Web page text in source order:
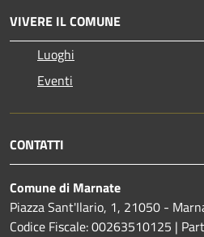
VIVERE IL COMUNE
Luoghi
Eventi
CONTATTI
Comune di Marnate
Piazza Sant'Ilario, 1, 21050 -
Codice Fiscale: 00263510125 |